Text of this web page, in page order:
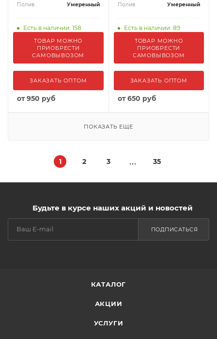
Полив Умеренный
Есть в наличии: 158
ТОВАР МОЖНО
ПРИОБРЕСТИ
САМОВЫВОЗОМ
ЗАКАЗАТЬ ОПТОМ
от950 руб
Полив Умеренный
Есть в наличии: 89
ТОВАР МОЖНО
ПРИОБРЕСТИ
САМОВЫВОЗОМ
ЗАКАЗАТЬ ОПТОМ
от650 руб
ПОКАЗАТЬ ЕЩЕ
1 2 3 35
Будьте в курсе наших акций и новостей
ПОДПИСАТЬСЯ
КАТАЛОГ
АКЦИИ
УСЛУГИ